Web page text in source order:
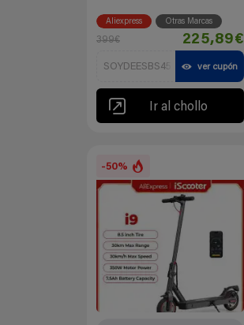
Aliexpress Otras Marcas
399€ 225,89€
SOYDEESBS45 ver cupón
Ir al chollo
-50%